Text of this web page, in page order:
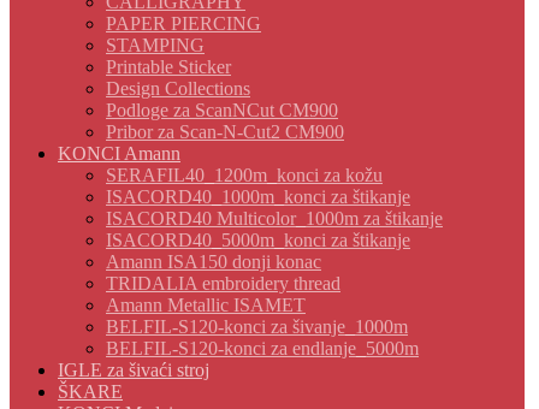
PAPER PIERCING
STAMPING
Printable Sticker
Design Collections
Podloge za ScanNCut CM900
Pribor za Scan-N-Cut2 CM900
KONCI Amann
SERAFIL40_1200m_konci za kožu
ISACORD40_1000m_konci za štikanje
ISACORD40 Multicolor_1000m za štikanje
ISACORD40_5000m_konci za štikanje
Amann ISA150 donji konac
TRIDALIA embroidery thread
Amann Metallic ISAMET
BELFIL-S120-konci za šivanje_1000m
BELFIL-S120-konci za endlanje_5000m
IGLE za šivaći stroj
ŠKARE